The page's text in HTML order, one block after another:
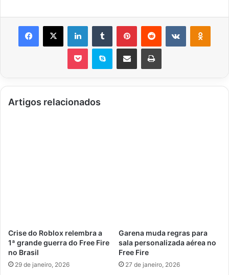
Facebook
X LinkedinTumblr PinterestReddit VK OK
Pocket Skype Compartilhar via e-mail Imprimir
Artigos relacionados
Crise do Roblox relembra a
1ª grande guerra do Free Fire
no Brasil
29 de janeiro, 2026
Garena muda regras para
sala personalizada aérea no
Free Fire
27 de janeiro, 2026